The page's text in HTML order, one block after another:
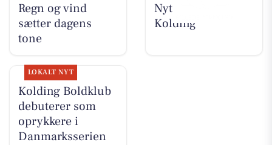
Regn og vind
sætter dagens
tone
Nyt fra Osten
Kolding
LOKALT NYT
Kolding Boldklub
debuterer som
oprykkere i
Danmarksserien